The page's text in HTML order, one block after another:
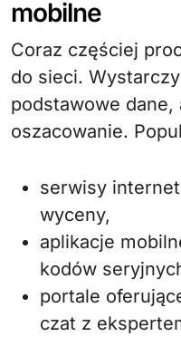
mobilne
Coraz częściej
do sieci.
podstawowe
oszacowanie.
serwisy
wyceny,
aplikacje
kodów
portale
czat z